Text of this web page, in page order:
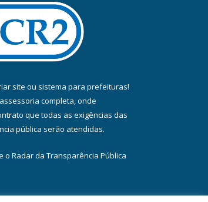
site ou sistema para prefeituras!
assessoria completa, onde
que todas as exigências das
pública serão atendidas.
o Radar da Transparência Pública